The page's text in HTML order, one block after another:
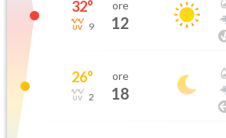
32°
9
ore
12
26°
2
ore
18